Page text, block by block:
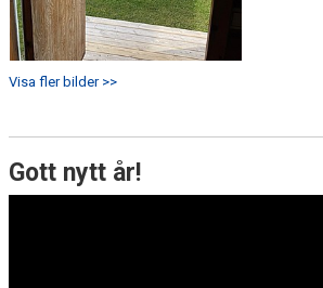
Visa fler bilder >>
Gott nytt år!